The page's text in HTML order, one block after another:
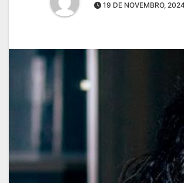
19 DE NOVEMBRO,